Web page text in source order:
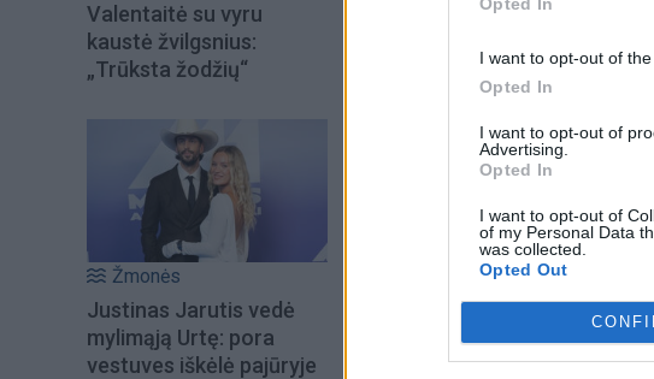
I want to opt-out of
Opted In
I want to opt-out of
Advertising.
Opted In
I want to opt-out of
of my Personal Data
was collected.
Opted Out
Valentaitė su vyru
kaustė žvilgsnius:
„Trūksta žodžių“
Žmonės
Justinas Jarutis vedė
mylimąją Urtę: pora
vestuves iškėlė pajūryje